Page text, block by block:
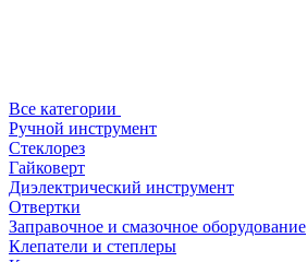
Все категории
Ручной инструмент
Стеклорез
Гайковерт
Диэлектрический инструмент
Отвертки
Заправочное и смазочное оборудование
Клепатели и степлеры